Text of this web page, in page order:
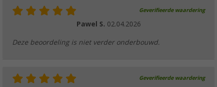
Geverifieerde waardering
Pawel S. 02.04.2026
Deze beoordeling is niet verder onderbouwd.
Geverifieerde waardering